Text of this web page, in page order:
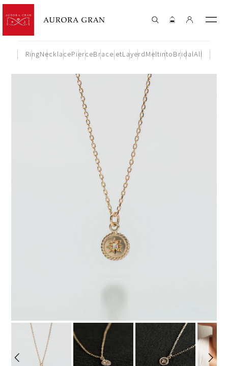
RingNecklacePierceBraceletLayerdMeltintoBridalAll